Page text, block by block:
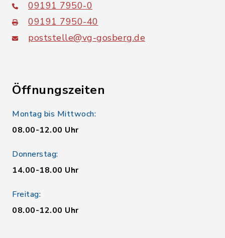
09191 7950-0
09191 7950-40
poststelle@vg-gosberg.de
Öffnungszeiten
Montag bis Mittwoch:
08.00-12.00 Uhr
Donnerstag:
14.00-18.00 Uhr
Freitag:
08.00-12.00 Uhr